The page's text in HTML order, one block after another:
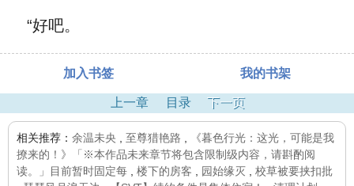
“好吧。
加入书签 我的书架
上一章 目录 下一页
相关推荐： 余温未央 至尊猎艳路
《暮色行光：这光，可能是我
撩来的！》「※本作品未来章节将包含限制级内容，请斟酌阅
读。」目前暂时固定每
楼下的房客 园始缘灭
校草被要挟扣批